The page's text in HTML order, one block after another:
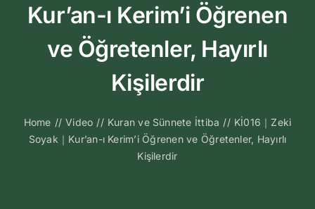
Kitapları
Sesli
Kur’an-ı Kerim’i Öğrenen
ve Öğretenler, Hayırlı
Kişilerdir
Home // Video // Kuran ve Sünnete İttiba // Kİ016｜Zeki
Soyak｜Kur’an-ı Kerim’i Öğrenen ve Öğretenler, Hayırlı
Kişilerdir